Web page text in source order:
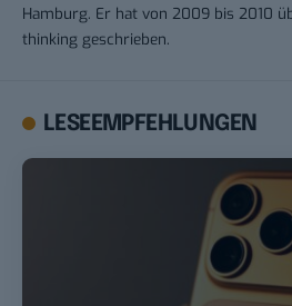
Hamburg. Er hat von 2009 bis 2010
thinking geschrieben.
LESEEMPFEHLUNGEN